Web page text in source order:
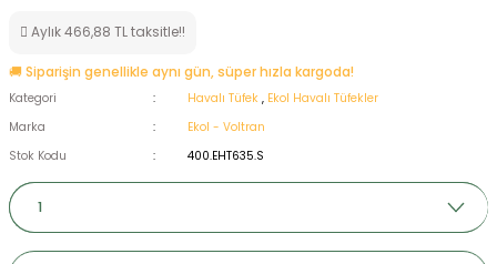
Aylık 466,88 TL taksitle!!
🚚 Siparişin genellikle aynı gün, süper hızla kargoda!
Kategori Havalı Tüfek , Ekol Havalı Tüfekler
Marka
Ekol - Voltran
Stok Kodu
400.EHT635.S